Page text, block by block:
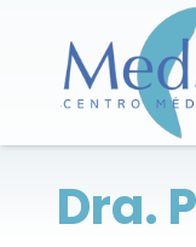
Dra.